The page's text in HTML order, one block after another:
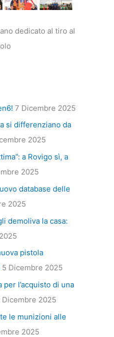
dedicato al tiro al
7 Dicembre 2025
si differenziano da
2025
a Rovigo sì, a
2025
database delle
2025
demoliva la casa:
pistola
5 Dicembre 2025
l’acquisto di una
Dicembre 2025
le munizioni alle
2025